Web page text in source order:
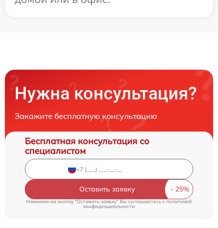
Нужна консультация?
Закажите бесплатную консультацию
Бесплатная консультация со
специалистом
Оставить заявку
Нажимая на кнопку "Оставить заявку" Вы соглашаетесь cполитикой
конфиденциальности